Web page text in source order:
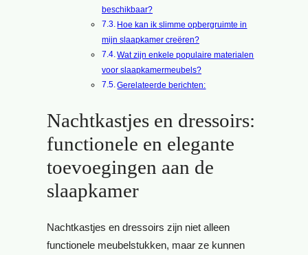
beschikbaar?
Hoe kan ik slimme opbergruimte in
mijn slaapkamer creëren?
Wat zijn enkele populaire materialen
voor slaapkamermeubels?
Gerelateerde berichten:
Nachtkastjes en dressoirs:
functionele en elegante
toevoegingen aan de
slaapkamer
Nachtkastjes en dressoirs zijn niet alleen
functionele meubelstukken, maar ze kunnen